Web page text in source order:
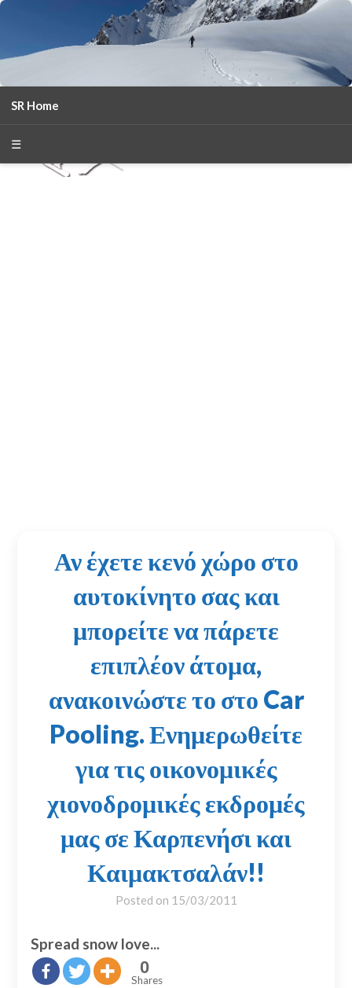
SR Home
☰
Αν έχετε κενό χώρο στο
αυτοκίνητο σας και
μπορείτε να πάρετε
επιπλέον άτομα,
ανακοινώστε το στο Car
Pooling. Ενημερωθείτε
για τις οικονομικές
χιονοδρομικές εκδρομές
μας σε Καρπενήσι και
Καιμακτσαλάν!!
Posted on 15/03/2011
Spread snow love...
0
Shares